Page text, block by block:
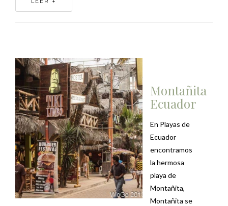
Montañita
Ecuador
En Playas de
Ecuador
encontramos
la hermosa
playa de
Montañita,
Montañita se